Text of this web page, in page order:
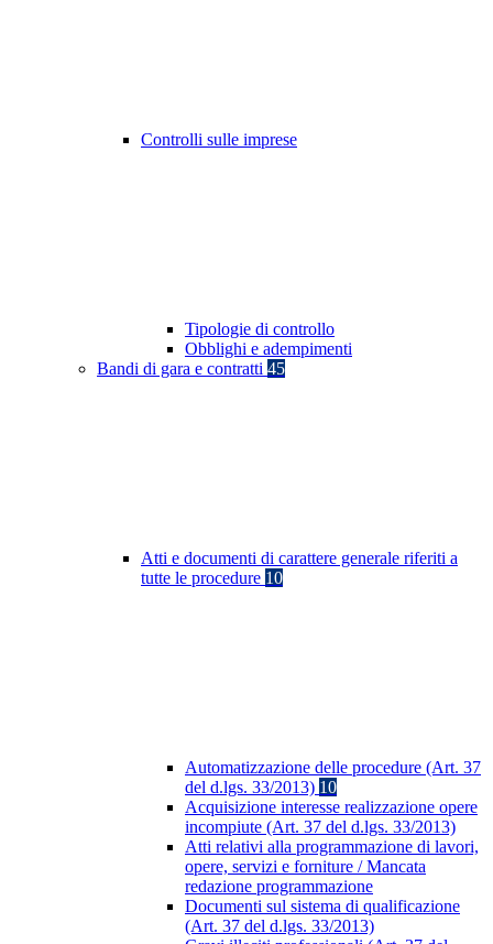
Controlli sulle imprese
Tipologie di controllo
Obblighi e adempimenti
Bandi di gara e contratti 45
Atti e documenti di carattere generale riferiti a
tutte le procedure 10
Automatizzazione delle procedure (Art. 37
del d.lgs. 33/2013) 10
Acquisizione interesse realizzazione opere
incompiute (Art. 37 del d.lgs. 33/2013)
Atti relativi alla programmazione di lavori,
opere, servizi e forniture / Mancata
redazione programmazione
Documenti sul sistema di qualificazione
(Art. 37 del d.lgs. 33/2013)